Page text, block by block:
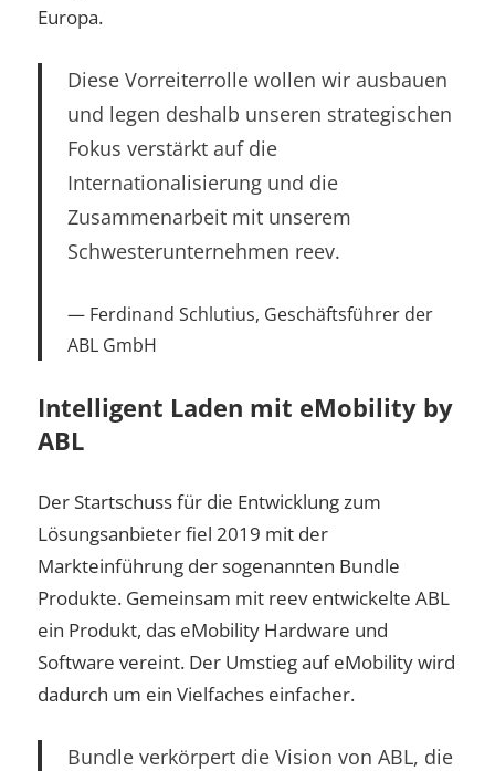
Europa.
Diese Vorreiterrolle wollen wir ausbauen
und legen deshalb unseren strategischen
Fokus verstärkt auf die
Internationalisierung und die
Zusammenarbeit mit unserem
Schwesterunternehmen reev.
Ferdinand Schlutius, Geschäftsführer der
ABL GmbH
Intelligent Laden mit eMobility by
ABL
Der Startschuss für die Entwicklung zum
Lösungsanbieter fiel 2019 mit der
Markteinführung der sogenannten Bundle
Produkte. Gemeinsam mit reev entwickelte ABL
ein Produkt, das eMobility Hardware und
Software vereint. Der Umstieg auf eMobility wird
dadurch um ein Vielfaches einfacher.
Bundle verkörpert die Vision von ABL, die